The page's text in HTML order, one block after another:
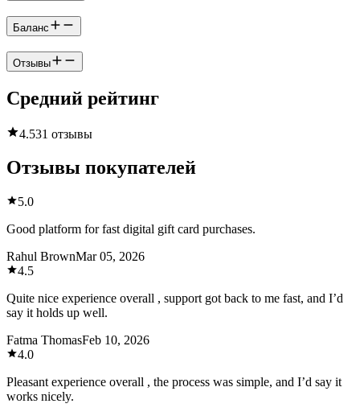
Баланс
Отзывы
Средний рейтинг
4.531 отзывы
Отзывы покупателей
5.0
Good platform for fast digital gift card purchases.
Rahul BrownMar 05, 2026
4.5
Quite nice experience overall , support got back to me fast, and I’d
say it holds up well.
Fatma ThomasFeb 10, 2026
4.0
Pleasant experience overall , the process was simple, and I’d say it
works nicely.